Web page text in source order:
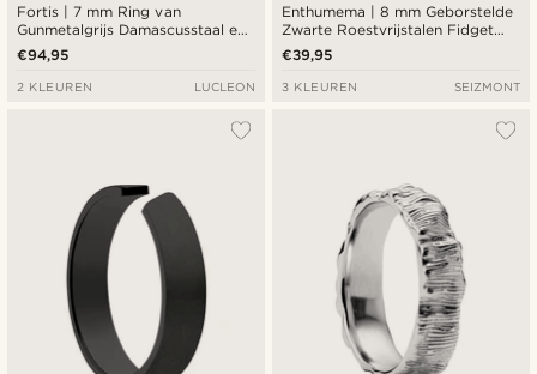
Fortis | 7 mm Ring van
Gunmetalgrijs Damascusstaal en
Blauw Titanium
€94,95
2 KLEUREN LUCLEON
Enthumema | 8 mm Geborstelde
Zwarte Roestvrijstalen Fidget
Ring
€39,95
3 KLEUREN SEIZMONT